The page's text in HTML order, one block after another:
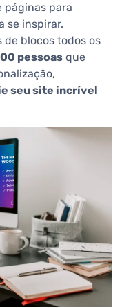
páginas para
se inspirar.
de blocos todos os
pessoas que
seu site incrível